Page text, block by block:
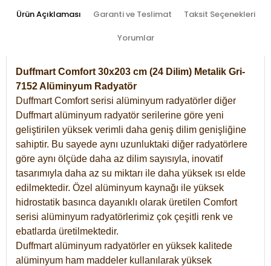
Ürün Açıklaması Garanti ve Teslimat Taksit Seçenekleri
Yorumlar
Duffmart Comfort 30x203 cm (24 Dilim) Metalik Gri-
7152 Alüminyum Radyatör
Duffmart Comfort serisi alüminyum radyatörler diğer
Duffmart alüminyum radyatör serilerine göre yeni
geliştirilen yüksek verimli daha geniş dilim genişliğine
sahiptir. Bu sayede aynı uzunluktaki diğer radyatörlere
göre aynı ölçüde daha az dilim sayısıyla, inovatif
tasarımıyla daha az su miktarı ile daha yüksek ısı elde
edilmektedir. Özel alüminyum kaynağı ile yüksek
hidrostatik basınca dayanıklı olarak üretilen Comfort
serisi alüminyum radyatörlerimiz çok çeşitli renk ve
ebatlarda üretilmektedir.
Duffmart alüminyum radyatörler en yüksek kalitede
alüminyum ham maddeler kullanılarak yüksek